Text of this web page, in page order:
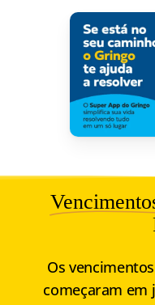
Os
começaram em